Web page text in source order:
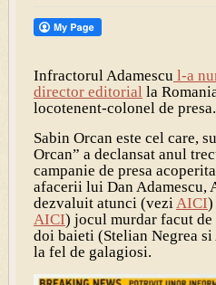
Infractorul Adamescu l-a
director editorialla
locotenent-colonel de presa.
Sabin Orcan este cel care,
Orcan” a declansat anul
campanie de presa
afacerii lui Dan Adamescu,
dezvaluit atunci (veziAICI)
AICI) jocul murdar facut
doi baieti (Stelian Negrea
la fel de galagiosi.